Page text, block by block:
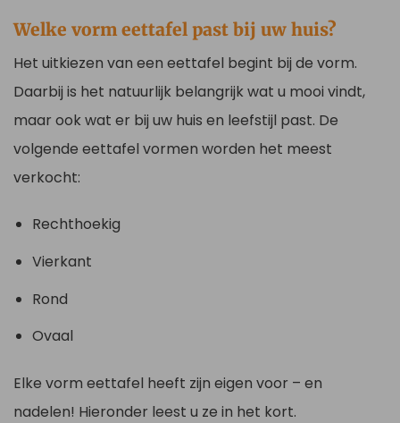
Welke vorm eettafel past bij uw huis?
Het uitkiezen van een eettafel begint bij de vorm.
Daarbij is het natuurlijk belangrijk wat u mooi vindt,
maar ook wat er bij uw huis en leefstijl past. De
volgende eettafel vormen worden het meest
verkocht:
Rechthoekig
Vierkant
Rond
Ovaal
Elke vorm eettafel heeft zijn eigen voor – en
nadelen! Hieronder leest u ze in het kort.